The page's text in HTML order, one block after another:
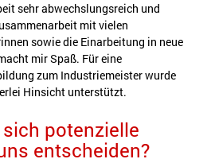
sehr abwechslungsreich und
mit vielen
sowie die Einarbeitung in neue
mir Spaß. Für eine
zum Industriemeister wurde
Hinsicht unterstützt.
potenzielle
entscheiden?